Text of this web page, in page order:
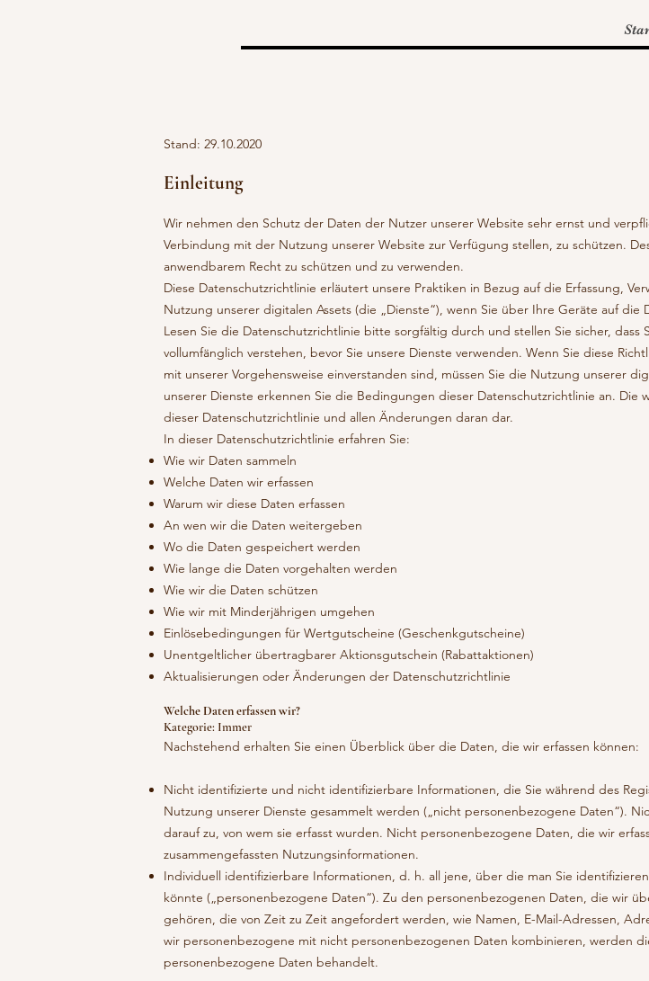
Stand: 29.10.2020
Einleitung
Wir nehmen den Schutz der Daten der Nutzer unserer Website sehr ernst und
Verbindung mit der Nutzung unserer Website zur Verfügung stellen, zu schützen.
anwendbarem Recht zu schützen und zu verwenden.
Diese Datenschutzrichtlinie erläutert unsere Praktiken in Bezug auf die Erfassung,
Nutzung unserer digitalen Assets (die „Dienste“), wenn Sie über Ihre Geräte auf die
Lesen Sie die Datenschutzrichtlinie bitte sorgfältig durch und stellen Sie sicher, dass
vollumfänglich verstehen, bevor Sie unsere Dienste verwenden. Wenn Sie diese
mit unserer Vorgehensweise einverstanden sind, müssen Sie die Nutzung unserer
unserer Dienste erkennen Sie die Bedingungen dieser Datenschutzrichtlinie an.
dieser Datenschutzrichtlinie und allen Änderungen daran dar.
In dieser Datenschutzrichtlinie erfahren Sie:
Wie wir Daten sammeln
Welche Daten wir erfassen
Warum wir diese Daten erfassen
An wen wir die Daten weitergeben
Wo die Daten gespeichert werden
Wie lange die Daten vorgehalten werden
Wie wir die Daten schützen
Wie wir mit Minderjährigen umgehen
Einlösebedingungen für Wertgutscheine (Geschenkgutscheine)
Unentgeltlicher übertragbarer Aktionsgutschein (Rabattaktionen)
Aktualisierungen oder Änderungen der Datenschutzrichtlinie
Welche Daten erfassen wir?
Kategorie: Immer
Nachstehend erhalten Sie einen Überblick über die Daten, die wir erfassen können:
Nicht identifizierte und nicht identifizierbare Informationen, die Sie während des
Nutzung unserer Dienste gesammelt werden („nicht personenbezogene Daten“).
darauf zu, von wem sie erfasst wurden. Nicht personenbezogene Daten, die wir
zusammengefassten Nutzungsinformationen.
Individuell identifizierbare Informationen, d. h. all jene, über die man Sie
könnte („personenbezogene Daten“). Zu den personenbezogenen Daten, die wir
gehören, die von Zeit zu Zeit angefordert werden, wie Namen, E-Mail-Adressen,
wir personenbezogene mit nicht personenbezogenen Daten kombinieren, werden
personenbezogene Daten behandelt.